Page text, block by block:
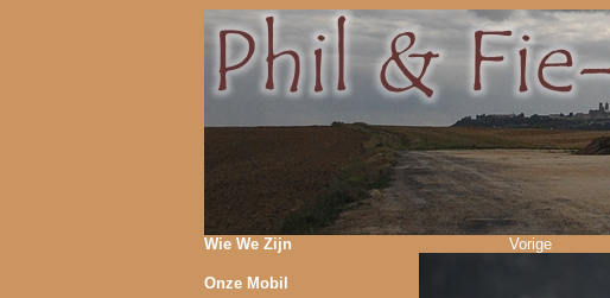
Wie We Zijn
Onze Mobil
Vorige